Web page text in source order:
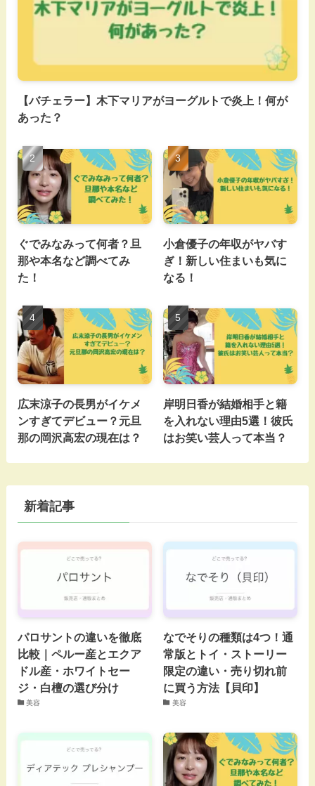
【バチェラー】木下マリアがヨーグルトで炎上！何が
あった？
ぐでみなみって何者？旦
那や本名など調べてみ
た！
小倉優子の年収がヤバす
ぎ！新しい住まいも気に
なる！
広末涼子の長男がイケメ
ンすぎてデビュー？元旦
那の岡沢高宏の現在は？
岸明日香が結婚相手と籍
を入れない理由5選！彼氏
はお笑い芸人って本当？
新着記事
パロサントの違いを徹底
比較｜ペルー産とエクア
ドル産・ホワイトセー
ジ・白檀の選び分け
美容
なでそりの種類は4つ！通
常版とトイ・ストーリー
限定の違い・売り切れ前
に買う方法【貝印】
美容